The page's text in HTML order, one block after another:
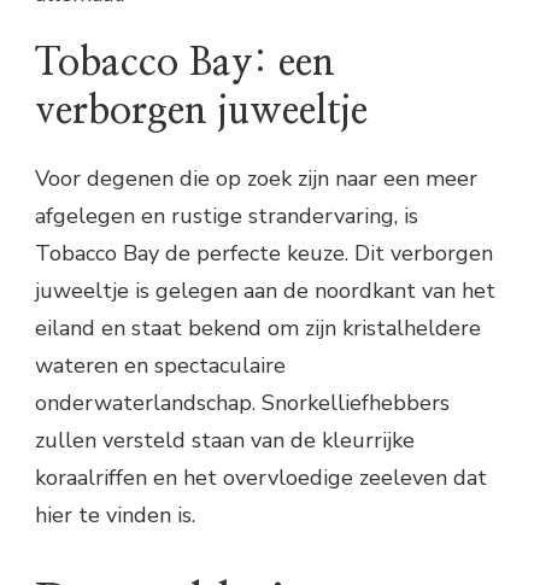
Tobacco Bay: een
verborgen juweeltje
Voor degenen die op zoek zijn naar een meer
afgelegen en rustige strandervaring, is
Tobacco Bay de perfecte keuze. Dit verborgen
juweeltje is gelegen aan de noordkant van het
eiland en staat bekend om zijn kristalheldere
wateren en spectaculaire
onderwaterlandschap. Snorkelliefhebbers
zullen versteld staan van de kleurrijke
koraalriffen en het overvloedige zeeleven dat
hier te vinden is.